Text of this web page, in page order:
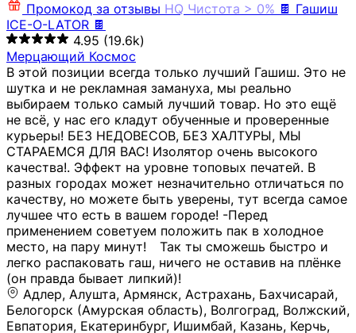
Промокод за отзывы HQ Чистота > 0% 🍫 Гашиш
ICE-O-LATOR 🍫
4.95 (19.6k)
Мерцающий Космос
В этой позиции всегда только лучший Гашиш. Это не
шутка и не рекламная замануха, мы реально
выбираем только самый лучший товар. Но это ещё
не всё, у нас его кладут обученные и проверенные
курьеры! БЕЗ НЕДОВЕСОВ, БЕЗ ХАЛТУРЫ, МЫ
СТАРАЕМСЯ ДЛЯ ВАС! Изолятор очень высокого
качества!. Эффект на уровне топовых печатей. В
разных городах может незначительно отличаться по
качеству, но можете быть уверены, тут всегда самое
лучшее что есть в вашем городе! -Перед
применением советуем положить пак в холодное
место, на пару минут!⠀ Так ты сможешь быстро и
легко распаковать гаш, ничего не оставив на плёнке
(он правда бывает липкий)!
Адлер, Алушта, Армянск, Астрахань, Бахчисарай,
Белогорск (Амурская область), Волгоград, Волжский,
Евпатория, Екатеринбург, Ишимбай, Казань, Керчь,